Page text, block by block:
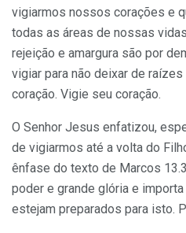
vigiarmos nossos corações e
todas as áreas de nossas
rejeição e amargura são por
vigiar para não deixar de
coração. Vigie seu coração.
O Senhor Jesus enfatizou,
de vigiarmos até a volta do
ênfase do texto de Marcos
poder e grande glória e
estejam preparados para isto.